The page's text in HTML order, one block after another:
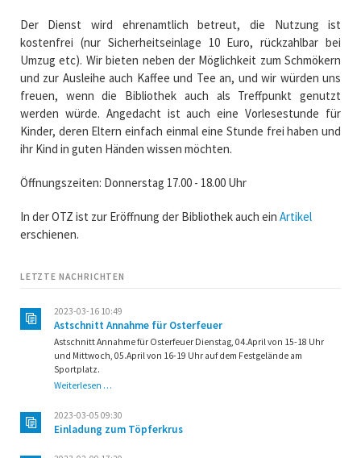
Der Dienst wird ehrenamtlich betreut, die Nutzung ist
kostenfrei (nur Sicherheitseinlage 10 Euro, rückzahlbar bei
Umzug etc). Wir bieten neben der Möglichkeit zum Schmökern
und zur Ausleihe auch Kaffee und Tee an, und wir würden uns
freuen, wenn die Bibliothek auch als Treffpunkt genutzt
werden würde. Angedacht ist auch eine Vorlesestunde für
Kinder, deren Eltern einfach einmal eine Stunde frei haben und
ihr Kind in guten Händen wissen möchten.
Öffnungszeiten: Donnerstag 17.00 - 18.00 Uhr
In der OTZ ist zur Eröffnung der Bibliothek auch ein Artikel
erschienen.
LETZTE NACHRICHTEN
2023-03-16 10:49
Astschnitt Annahme für Osterfeuer
Astschnitt Annahme für Osterfeuer Dienstag, 04.April von 15-18 Uhr
und Mittwoch, 05.April von 16-19 Uhr auf dem Festgelände am
Sportplatz.
Weiterlesen …Astschnitt
für
Osterfeuer
2023-03-05 09:30
Einladung zum Töpferkrus